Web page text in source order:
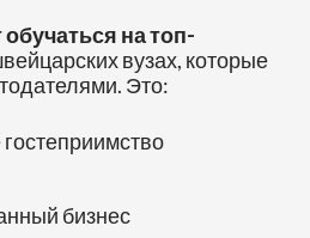
на топ-
вузах, которые
Это:
бизнес